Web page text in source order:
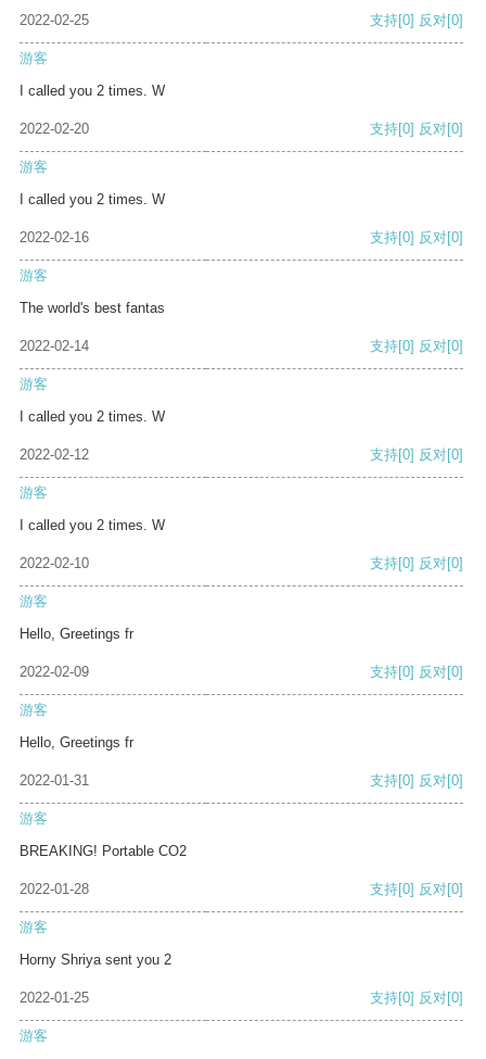
2022-02-25 支持[0] 反对[0]
游客
I called you 2 times. W
2022-02-20 支持[0] 反对[0]
游客
I called you 2 times. W
2022-02-16 支持[0] 反对[0]
游客
The world's best fantas
2022-02-14 支持[0] 反对[0]
游客
I called you 2 times. W
2022-02-12 支持[0] 反对[0]
游客
I called you 2 times. W
2022-02-10 支持[0] 反对[0]
游客
Hello, Greetings fr
2022-02-09 支持[0] 反对[0]
游客
Hello, Greetings fr
2022-01-31 支持[0] 反对[0]
游客
BREAKING! Portable CO2
2022-01-28 支持[0] 反对[0]
游客
Horny Shriya sent you 2
2022-01-25 支持[0] 反对[0]
游客